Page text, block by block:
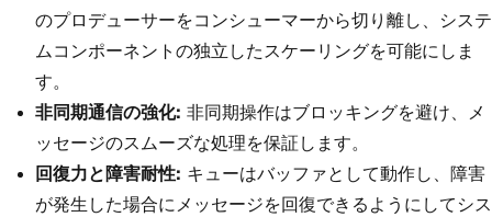
のプロデューサーをコンシューマーから切り離し、システ
ムコンポーネントの独立したスケーリングを可能にしま
す。
非同期通信の強化: 非同期操作はブロッキングを避け、メ
ッセージのスムーズな処理を保証します。
回復力と障害耐性: キューはバッファとして動作し、障害
が発生した場合にメッセージを回復できるようにしてシス